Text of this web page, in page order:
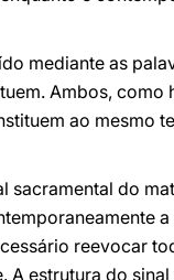
mediante as
Ambos, como
ao mesmo
sacramental do
reevocar
A estrutura do